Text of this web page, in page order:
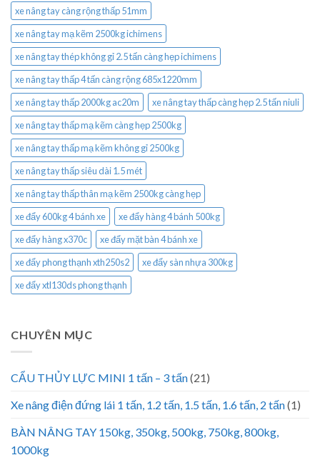
xe nâng tay càng rộng thấp 51mm
xe nâng tay mạ kẽm 2500kg ichimens
xe nâng tay thép không gỉ 2.5 tấn càng hẹp ichimens
xe nâng tay thấp 4 tấn càng rộng 685x1220mm
xe nâng tay thấp 2000kg ac20m
xe nâng tay thấp càng hẹp 2.5 tấn niuli
xe nâng tay thấp mạ kẽm càng hẹp 2500kg
xe nâng tay thấp mạ kẽm không gỉ 2500kg
xe nâng tay thấp siêu dài 1.5 mét
xe nâng tay thấp thân mạ kẽm 2500kg càng hẹp
xe đẩy 600kg 4 bánh xe
xe đẩy hàng 4 bánh 500kg
xe đẩy hàng x370c
xe đẩy mặt bàn 4 bánh xe
xe đẩy phong thạnh xth250s2
xe đẩy sàn nhựa 300kg
xe đẩy xtl130ds phong thạnh
CHUYÊN MỤC
CẨU THỦY LỰC MINI 1 tấn – 3 tấn(21)
Xe nâng điện đứng lái 1 tấn, 1.2 tấn, 1.5 tấn, 1.6 tấn, 2 tấn(1)
BÀN NÂNG TAY 150kg, 350kg, 500kg, 750kg, 800kg,
1000kg